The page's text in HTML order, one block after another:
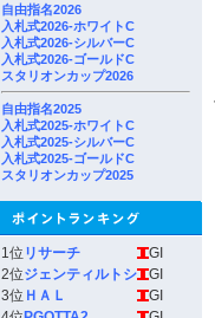
自由指名2026
入札式2026-ホワイトC
入札式2026-シルバーC
入札式2026-ゴールドC
スタリオンカップ2026
自由指名2025
入札式2025-ホワイトC
入札式2025-シルバーC
入札式2025-ゴールドC
スタリオンカップ2025
1位 リサーチ
GI
2位ジェンティルトシ
GI
3位 ＨＡＬ
GI